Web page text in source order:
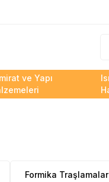
ve Yapı
Formika Traşlamalar